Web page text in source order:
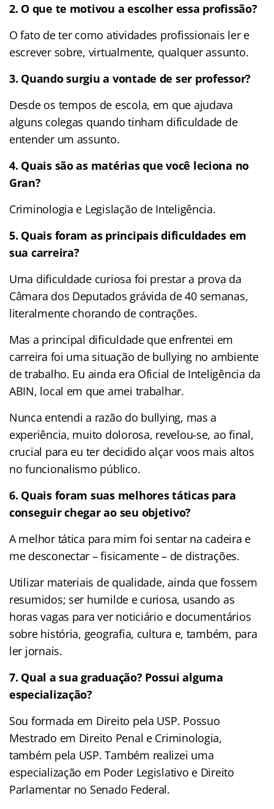
2. O que te motivou a escolher essa profissão?
O fato de ter como atividades profissionais ler e
escrever sobre, virtualmente, qualquer assunto.
3. Quando surgiu a vontade de ser professor?
Desde os tempos de escola, em que ajudava
alguns colegas quando tinham dificuldade de
entender um assunto.
4. Quais são as matérias que você leciona no
Gran?
Criminologia e Legislação de Inteligência.
5. Quais foram as principais dificuldades em
sua carreira?
Uma dificuldade curiosa foi prestar a prova da
Câmara dos Deputados grávida de 40 semanas,
literalmente chorando de contrações.
Mas a principal dificuldade que enfrentei em
carreira foi uma situação de bullying no ambiente
de trabalho. Eu ainda era Oficial de Inteligência da
ABIN, local em que amei trabalhar.
Nunca entendi a razão do bullying, mas a
experiência, muito dolorosa, revelou-se, ao final,
crucial para eu ter decidido alçar voos mais altos
no funcionalismo público.
6. Quais foram suas melhores táticas para
conseguir chegar ao seu objetivo?
A melhor tática para mim foi sentar na cadeira e
me desconectar – fisicamente – de distrações.
Utilizar materiais de qualidade, ainda que fossem
resumidos; ser humilde e curiosa, usando as
horas vagas para ver noticiário e documentários
sobre história, geografia, cultura e, também, para
ler jornais.
7. Qual a sua graduação? Possui alguma
especialização?
Sou formada em Direito pela USP. Possuo
Mestrado em Direito Penal e Criminologia,
também pela USP. Também realizei uma
especialização em Poder Legislativo e Direito
Parlamentar no Senado Federal.